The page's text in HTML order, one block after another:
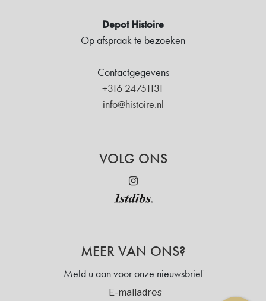
Depot Histoire
Op afspraak te bezoeken
Contactgegevens
+316 24751131
info@histoire.nl
VOLG ONS
MEER VAN ONS?
Meld u aan voor onze nieuwsbrief